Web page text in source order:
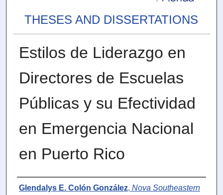
THESES AND DISSERTATIONS
Estilos de Liderazgo en
Directores de Escuelas
Públicas y su Efectividad
en Emergencia Nacional
en Puerto Rico
Author
Glendalys E. Colón González, Nova Southeastern